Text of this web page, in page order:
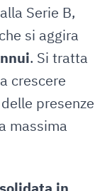
Serie B,
si aggira
. Si tratta
crescere
presenze
massima